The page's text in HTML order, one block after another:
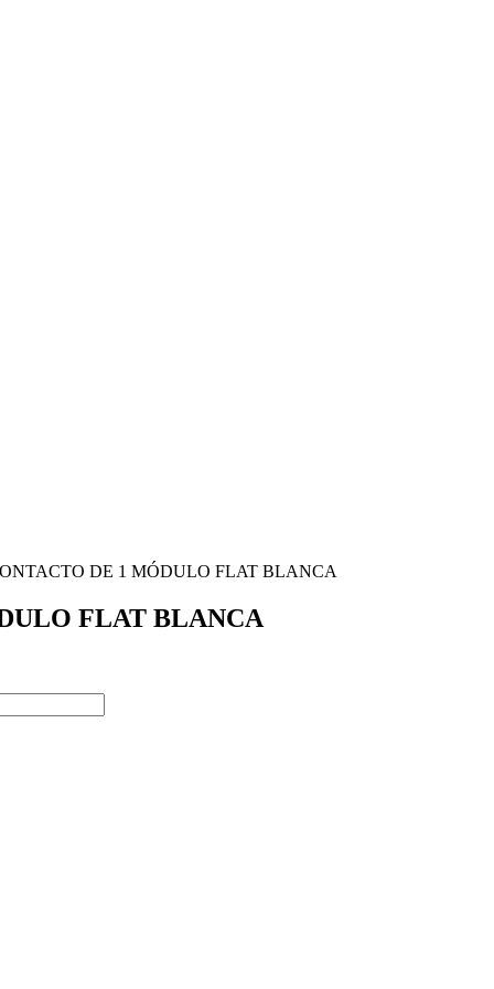
DE 1 MÓDULO FLAT BLANCA
FLAT BLANCA